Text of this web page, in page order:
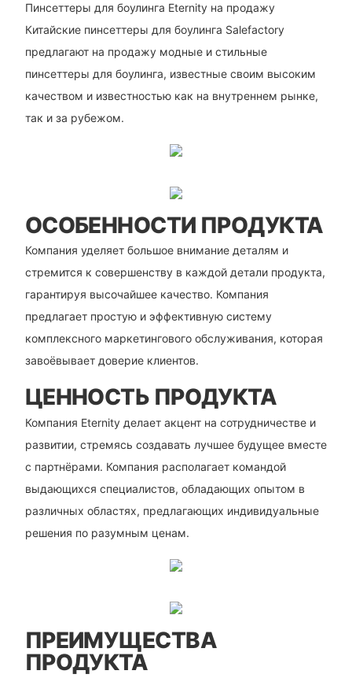
Пинсеттеры для боулинга Eternity на продажу
Китайские пинсеттеры для боулинга Salefactory
предлагают на продажу модные и стильные
пинсеттеры для боулинга, известные своим высоким
качеством и известностью как на внутреннем рынке,
так и за рубежом.
ОСОБЕННОСТИ ПРОДУКТА
Компания уделяет большое внимание деталям и
стремится к совершенству в каждой детали продукта,
гарантируя высочайшее качество. Компания
предлагает простую и эффективную систему
комплексного маркетингового обслуживания, которая
завоёвывает доверие клиентов.
ЦЕННОСТЬ ПРОДУКТА
Компания Eternity делает акцент на сотрудничестве и
развитии, стремясь создавать лучшее будущее вместе
с партнёрами. Компания располагает командой
выдающихся специалистов, обладающих опытом в
различных областях, предлагающих индивидуальные
решения по разумным ценам.
ПРЕИМУЩЕСТВА
ПРОДУКТА